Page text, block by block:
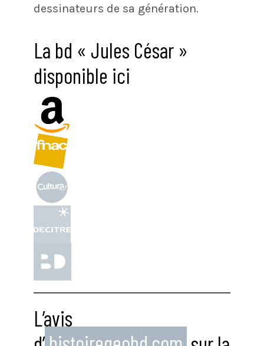
dessinateurs de sa génération.
La bd « Jules César »
disponible ici
L’avis